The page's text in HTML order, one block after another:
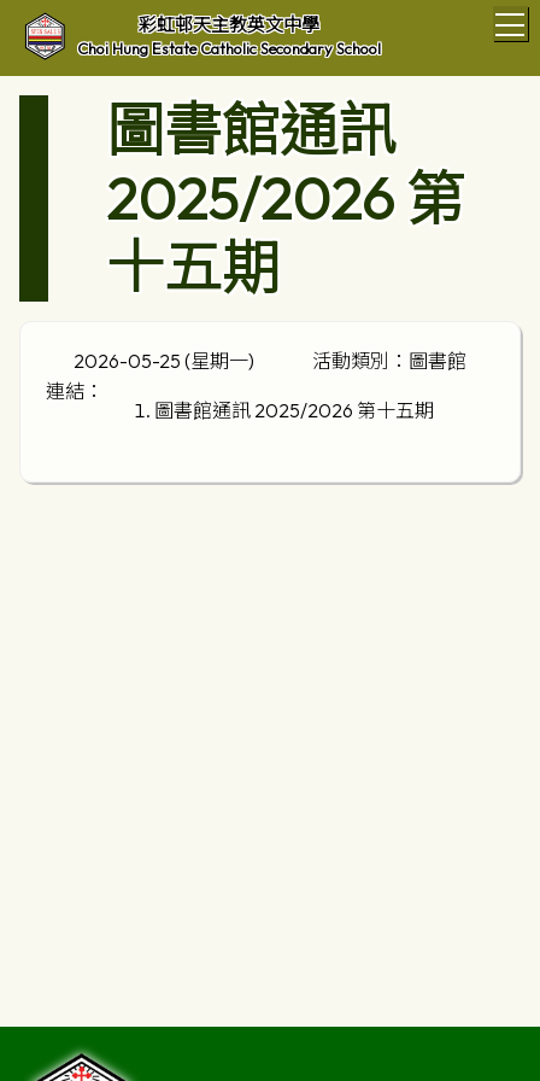
彩虹邨天主教英文中學
Choi Hung Estate Catholic Secondary School
圖書館通訊
2025/2026 第
十五期
2026-05-25 (星期一)
活動類別：圖書館
連結：
圖書館通訊 2025/2026 第十五期